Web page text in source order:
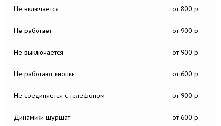
Не включается от 800 р.
Не работает от 900 р.
Не выключается от 900 р.
Не работают кнопки от 600 р.
Не соединяется с телефоном от 900 р.
Динамики шуршат от 600 р.